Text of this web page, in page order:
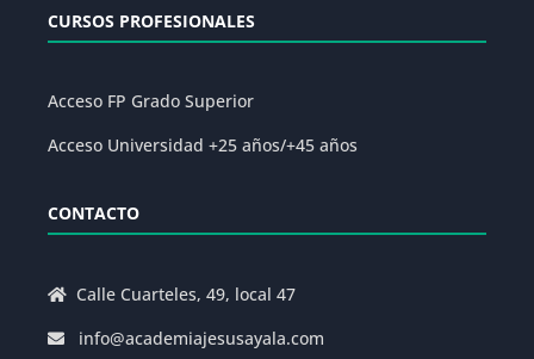
CURSOS PROFESIONALES
Acceso FP Grado Superior
Acceso Universidad +25 años/+45 años
CONTACTO
Calle Cuarteles, 49, local 47
info@academiajesusayala.com